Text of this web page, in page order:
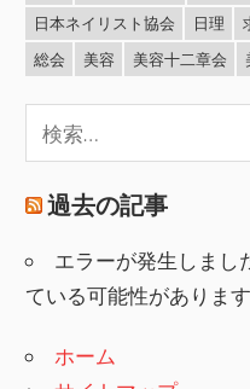
日本ネイリスト協会
日理
総会
美容 美容十二章会
索:
過去の記事
エラーが発生しまし
ている可能性がありま
ホーム